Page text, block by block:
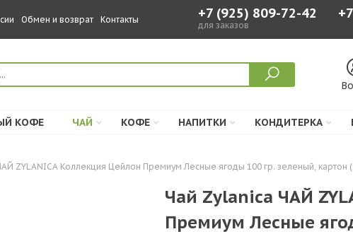
Обмен и возврат Контакты +7 (925) 809-72-42
для заказов
КОФЕ ЧАЙ КОФЕ НАПИТКИ КОНДИТЕРКА
ZYLANICA Коллекция Цейлон Премиум Лесные ягоды 100 гр. зеленый, картон
Чай Zylanica ЧАЙ
Премиум Лесные